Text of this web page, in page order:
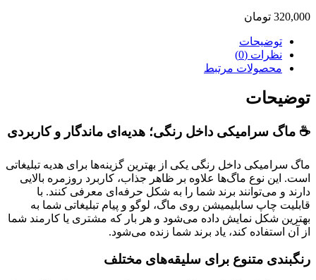
320,000 تومان
توضیحات
نظرات (0)
محصولات مرتبط
توضیحات
☕ ماگ سرامیکی داخل رنگی؛ هدیه‌ای ماندگار و کاربردی
ماگ سرامیکی داخل رنگی یکی از بهترین گزینه‌ها برای هدیه تبلیغاتی
است. این نوع ماگ‌ها علاوه بر ظاهر جذاب، کاربرد روزمره بالایی
دارند و می‌توانند برند شما را به شکل حرفه‌ای معرفی کنند. با
قابلیت چاپ سابلیمیشن روی ماگ، لوگو و پیام تبلیغاتی شما به
بهترین شکل نمایش داده می‌شود و هر بار که مشتری یا کارمند شما
از آن استفاده کند، یاد برند شما زنده می‌شود.
رنگبندی متنوع برای سلیقه‌های مختلف